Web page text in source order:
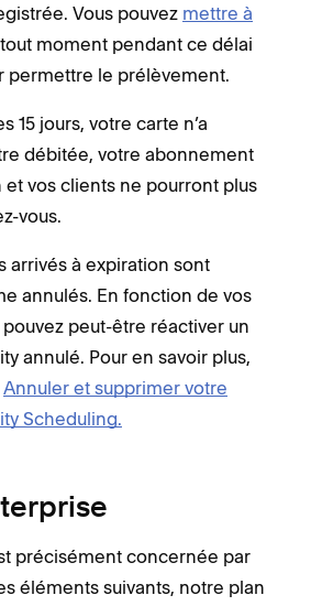
Vous pouvez mettre à
moment pendant ce délai
permettre le prélèvement.
15 jours, votre carte n’a
débitée, votre abonnement
vos clients ne pourront plus
vous.
arrivés à expiration sont
annulés. En fonction de vos
peut-être réactiver un
annulé. Pour en savoir plus,
Annuler et supprimer votre
Scheduling.
précisément concernée par
éléments suivants, notre plan